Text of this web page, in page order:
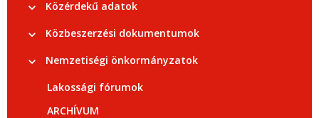
Közérdekű adatok
Közbeszerzési dokumentumok
Nemzetiségi önkormányzatok
Lakossági fórumok
ARCHÍVUM